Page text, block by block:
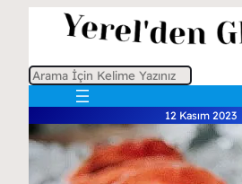
A
a
12 Kasım 2023